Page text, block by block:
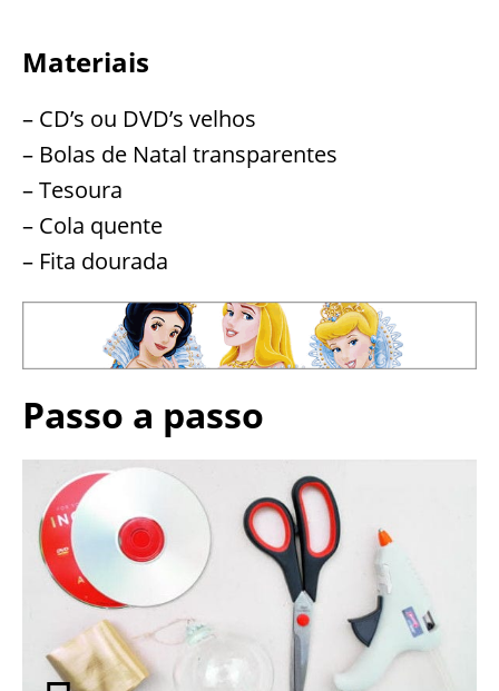
Materiais
– CD’s ou DVD’s velhos
– Bolas de Natal transparentes
– Tesoura
– Cola quente
– Fita dourada
Passo a passo